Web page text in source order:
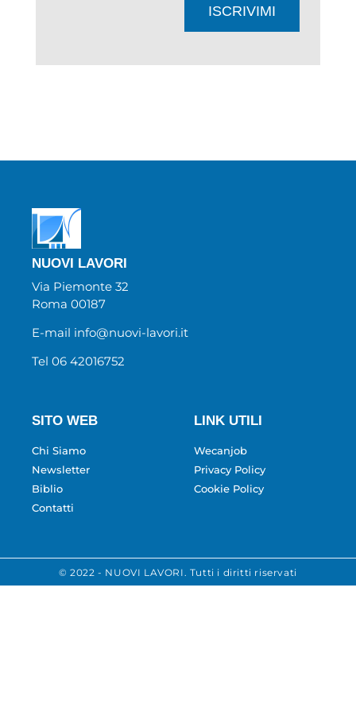
ISCRIVIMI
NUOVI LAVORI
Via Piemonte 32
Roma 00187
E-mail info@nuovi-lavori.it
Tel 06 42016752
SITO WEB
Chi Siamo
Newsletter
Biblio
Contatti
LINK UTILI
Wecanjob
Privacy Policy
Cookie Policy
© 2022 - NUOVI LAVORI. Tutti i diritti riservati